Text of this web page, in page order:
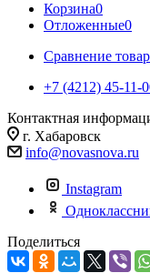
Корзина0
Отложенные0
Сравнение
+7 (4212) 45-11-
Контактная
г. Хабаровск
info@novasnova.ru
Instagram
Поделиться